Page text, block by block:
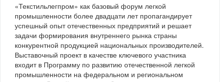
«Текстильлегпром» как базовый форум легкой
промышленности более двадцати лет пропагандирует
успешный опыт отечественных предприятий и решает
задачи формирования внутреннего рынка страны
конкурентной продукцией национальных производителей.
Выставочный проект в качестве ключевого участника
входит в Программу по развитию отечественной легкой
промышленности на федеральном и региональном